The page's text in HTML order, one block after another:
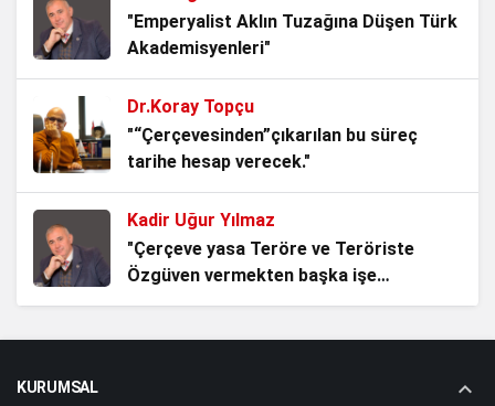
Mavi Vatanın Kilidi, Kuzey Kıbrıs Türk
Cumhuriyeti..
1 ay önce
Milleti Yaşat ki Devlet Yaşasın, Türk
Milletinin Alın Terine Nefes Lazım!
Bankalar Kazanırken Türk Milleti Neden
Kaybediyor?
"Emperyalist Aklın Tuzağına Düşen Türk
Akademisyenleri"
Dr.Koray Topçu
"“Çerçevesinden”çıkarılan bu süreç
tarihe hesap verecek."
Kadir Uğur Yılmaz
"Çerçeve yasa Teröre ve Teröriste
Özgüven vermekten başka işe
YARAMAZ!"
KURUMSAL